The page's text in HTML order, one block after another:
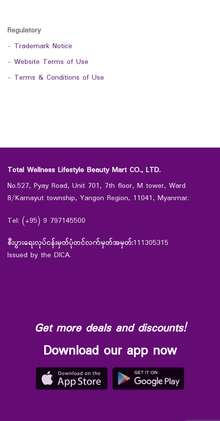
Regulatory
- Trademark Notice
- Website Terms of Use
- Terms & Conditions of Use
Total Wellness Lifestyle Beauty Mart CO., LTD.
No.527, Pyay Road, Unit 701, 7th floor, M tower, Ward
8/Kamayut township, Yangon Region, 11041, Myanmar.
Tel: (+95) 9 797145500
စီးပွားရေးလုပ်ငန်းမှတ်ပုံတင်လက်မှတ်အမှတ်:111305315
Issued by the DICA.
Get more deals and discounts!
Download our app now